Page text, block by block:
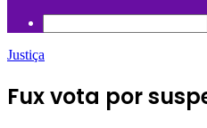
Justiça
Fux vota por